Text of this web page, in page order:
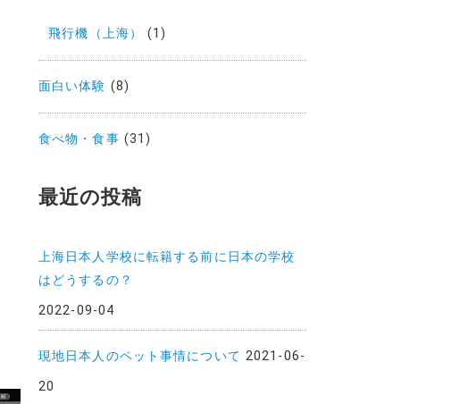
飛行機（上海） (1)
面白い体験 (8)
食べ物・食事 (31)
最近の投稿
上海日本人学校に転籍する前に日本の学校
はどうするの？
2022-09-04
現地日本人のペット事情について 2021-06-
20